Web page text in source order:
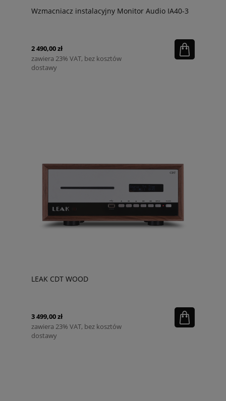
Wzmacniacz instalacyjny Monitor Audio IA40-3
2 490,00 zł
zawiera 23% VAT, bez kosztów
dostawy
LEAK CDT WOOD
3 499,00 zł
zawiera 23% VAT, bez kosztów
dostawy